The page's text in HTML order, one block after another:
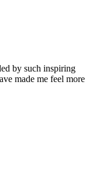
by such inspiring
made me feel more